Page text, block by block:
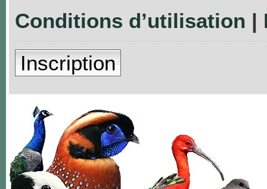
Conditions d’utilisation |
Inscription